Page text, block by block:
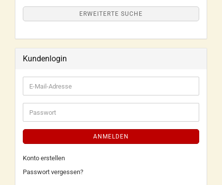
ERWEITERTE SUCHE
Kundenlogin
ANMELDEN
Konto erstellen
Passwort vergessen?